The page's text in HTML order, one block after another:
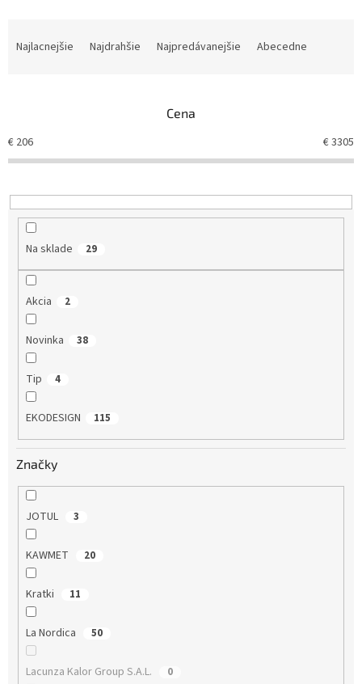
e
d
Najlacnejšie Najdrahšie Najpredávanejšie Abecedne
Cena
€ 206 €3305
Na sklade 29
Akcia 2
Novinka 38
Tip 4
EKODESIGN 115
Značky
JOTUL 3
KAWMET 20
Kratki 11
La Nordica 50
Lacunza Kalor Group S.A.L. 0